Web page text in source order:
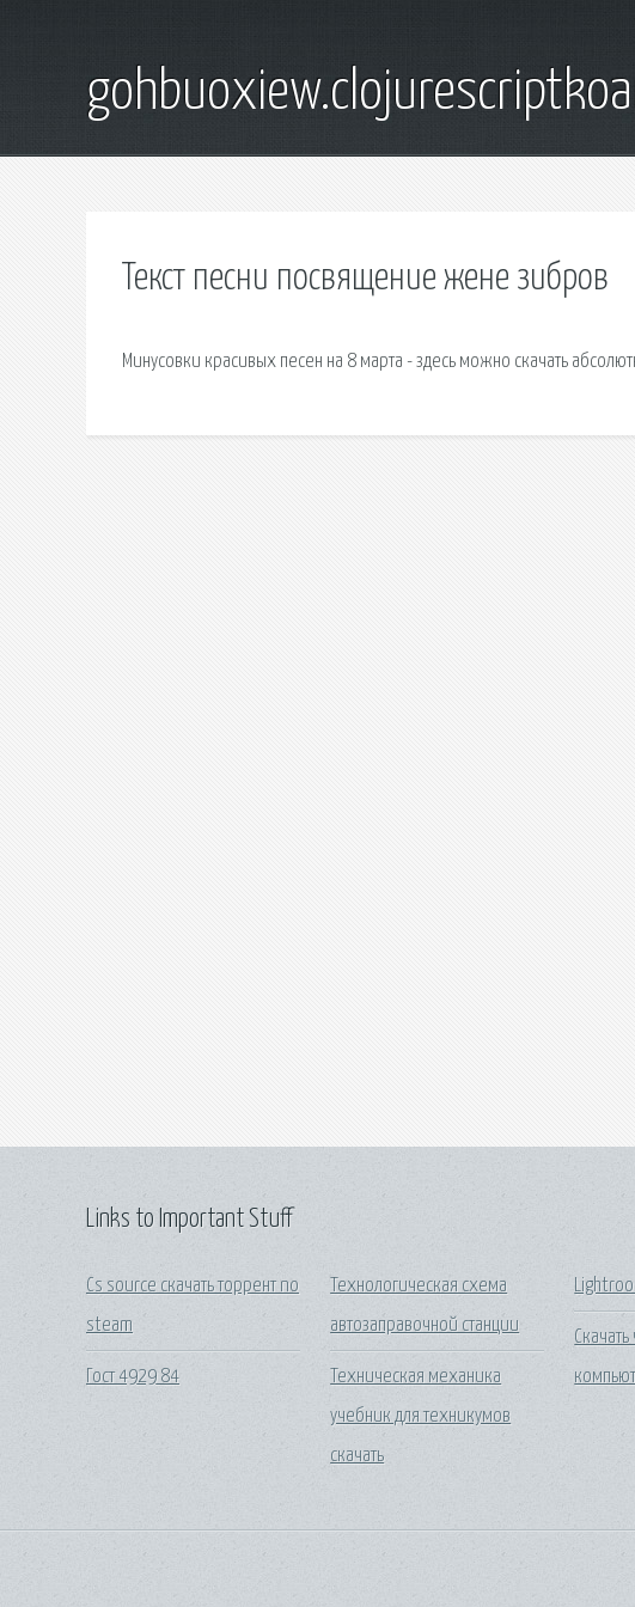
Текст песни посвящение жене зибров
Минусовки красивых песен на 8 марта - здесь можно скачать
Links to Important Stuff
Cs source скачать торрент no
steam
Гост 4929 84
Технологическая схема
автозаправочной станции
Техническая механика
учебник для техникумов
скачать